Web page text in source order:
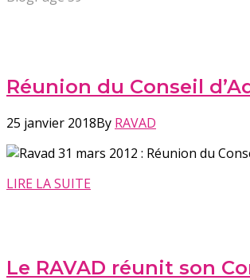
Réunion du Conseil
25 janvier 2018By RAVAD
31 mars 2012 : Réunion du
LIRE LA SUITE
Le RAVAD réunit son